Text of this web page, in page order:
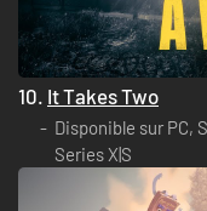
10. It Takes Two
Disponible sur PC,
Series X|S